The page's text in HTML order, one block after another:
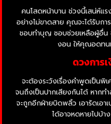
คนโสดหน้าบาน ช่วงนี้เสน่ห์แร
อย่างไม่ขาดสาย คุณจะได้รับก
ชอบทำบุญ ชอบช่วยเหลือผู้อื่
งอน ให้คุณอดทน
ดวงการ
จะต้องระวังเรื่องคำพูดเป็นพิ
จนถึงเป็นปากเสียงกันได้ หาก
จะถูกอีกฝ่ายบิดพลิ้ว เอารัดเอา
ได้อาจหดหายไปบ้